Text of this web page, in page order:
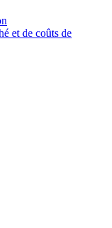
et de coûts de